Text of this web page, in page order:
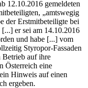
12.10.2016 gemeldeten
„amtswegig
der Erstmitbeteiligte bei
er sei am 14.10.2016
und habe [...] vom
Styropor-Fassaden
Betrieb auf ihre
Österreich eine
Hinweis auf einen
ergeben.